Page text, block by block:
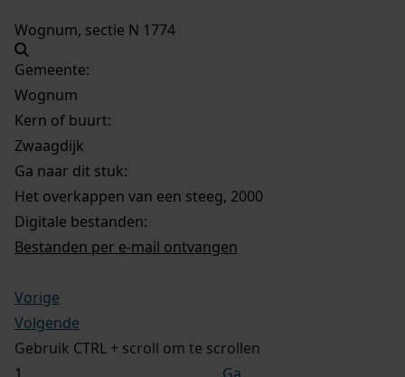
Wognum, sectie N 1774
Gemeente:
Wognum
Kern of buurt:
Zwaagdijk
Ga naar dit stuk:
Het overkappen van een steeg, 2000
Digitale bestanden:
Bestanden per e-mail ontvangen
Vorige
Volgende
Gebruik CTRL + scroll om te scrollen
Ga